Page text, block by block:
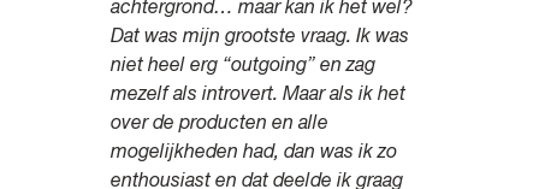
achtergrond… maar kan ik het wel?
Dat was mijn grootste vraag. Ik was
niet heel erg “outgoing” en zag
mezelf als introvert. Maar als ik het
over de producten en alle
mogelijkheden had, dan was ik zo
enthousiast en dat deelde ik graag